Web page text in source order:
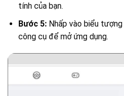
tính của bạn.
Bước 5:Nhấp vào biểu tượng
công cụ để mở ứng dụng.